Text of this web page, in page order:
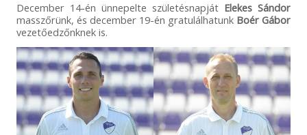
December 14-én ünnepelte születésnapját Elekes Sándor
masszőrünk, és december 19-én gratulálhatunk Boér Gábor
vezetőedzőnknek is.